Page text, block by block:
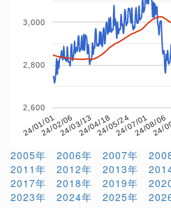
24/01/0124/02/0624/03/1324/04/1824/05/2424/07/0124/08/06
24/
2,600
2,800
3,000
2005年 2006年 2007年
2011年
2012年 2013年
2017年
2018年 2019年
2023年
2024年 2025年